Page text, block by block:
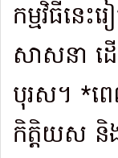
កម្មវិធីនេ
សាសនា ដ
បុរស។ *ព
កិត្តិយស និ